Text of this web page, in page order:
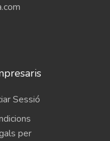
Sessió
per